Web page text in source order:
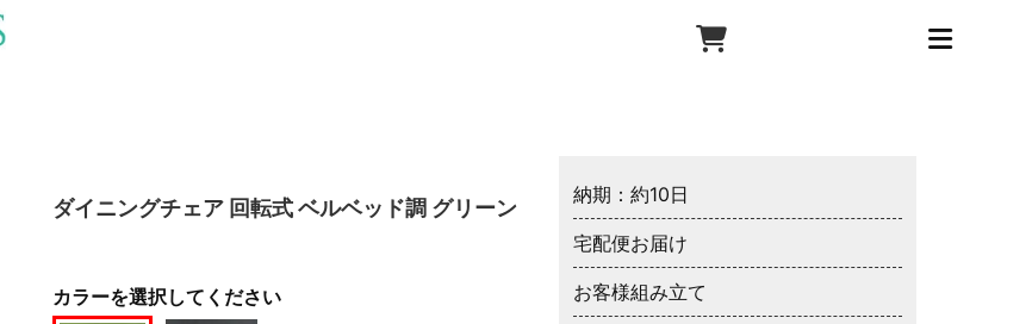
ダイニングチェア 回転式 ベルベッド調 グリーン
カラーを選択してください
納期：約10日
宅配便お届け
お客様組み立て